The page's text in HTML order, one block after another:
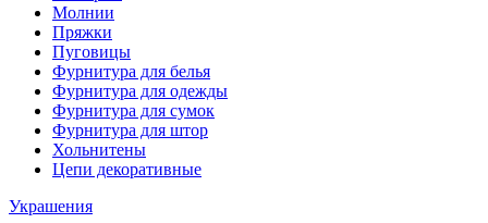
Молнии
Пряжки
Пуговицы
Фурнитура для белья
Фурнитура для одежды
Фурнитура для сумок
Фурнитура для штор
Хольнитены
Цепи декоративные
Украшения